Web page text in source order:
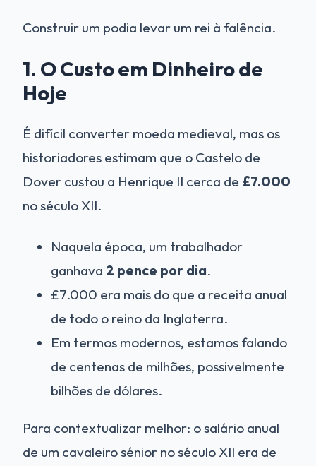
Construir um podia levar um rei à falência.
1. O Custo em Dinheiro de
Hoje
É difícil converter moeda medieval, mas os
historiadores estimam que o Castelo de
Dover custou a Henrique II cerca de £7.000
no século XII.
Naquela época, um trabalhador
ganhava 2 pence por dia.
£7.000 era mais do que a receita anual
de todo o reino da Inglaterra.
Em termos modernos, estamos falando
de centenas de milhões, possivelmente
bilhões de dólares.
Para contextualizar melhor: o salário anual
de um cavaleiro sénior no século XII era de